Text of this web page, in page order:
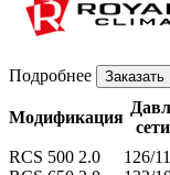
Подробнее Заказать
Модификация
RCS 500 2.0
126/